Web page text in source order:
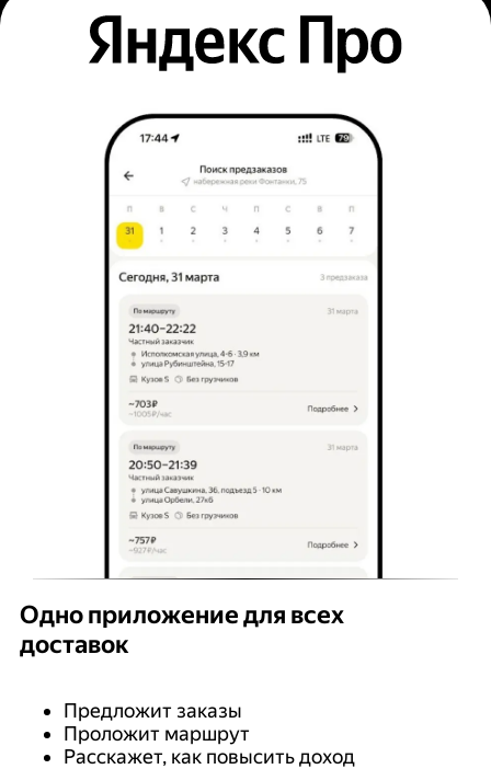
Одно приложение для всех
доставок
Предложит заказы
Проложит маршрут
Расскажет, как повысить доход